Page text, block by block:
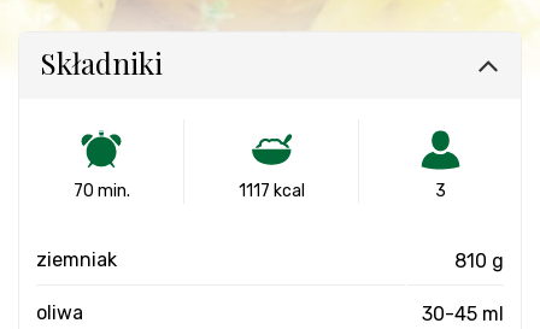
Składniki
70 min. 1117 kcal 3
ziemniak 810 g
oliwa 30-45 ml